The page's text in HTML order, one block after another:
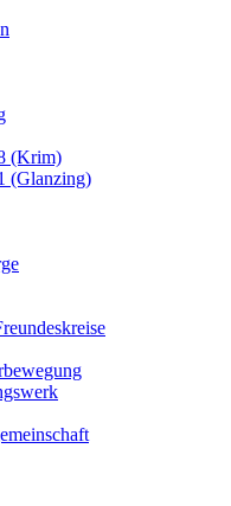
(Krim)
(Glanzing)